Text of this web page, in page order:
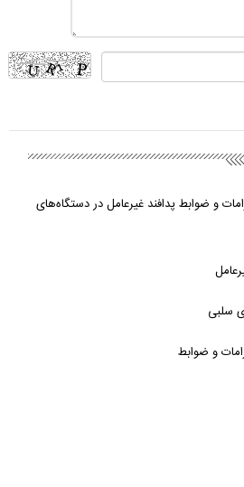
و ضوابط پدافند غیرعامل در دستگاه‌های
سلبی
و ضوابط